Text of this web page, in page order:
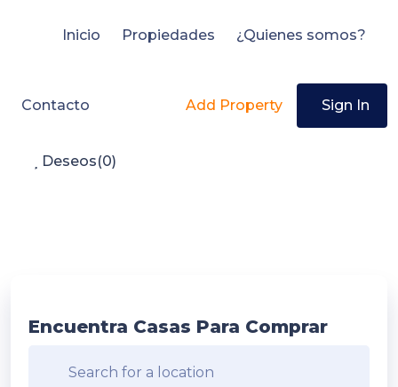
Inicio Propiedades ¿Quienes somos?
Contacto Add Property Sign In
Deseos(0)
Encuentra Casas Para Comprar